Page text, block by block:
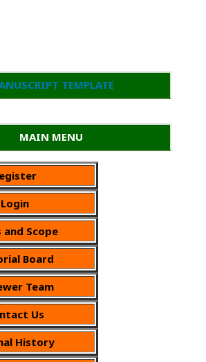
TEMPLATE
MAIN MENU
Login
and Scope
Board
Team
Us
History